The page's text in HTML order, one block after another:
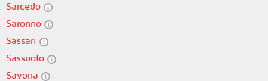
Sarcedo
Saronno
Sassari
Sassuolo
Savona